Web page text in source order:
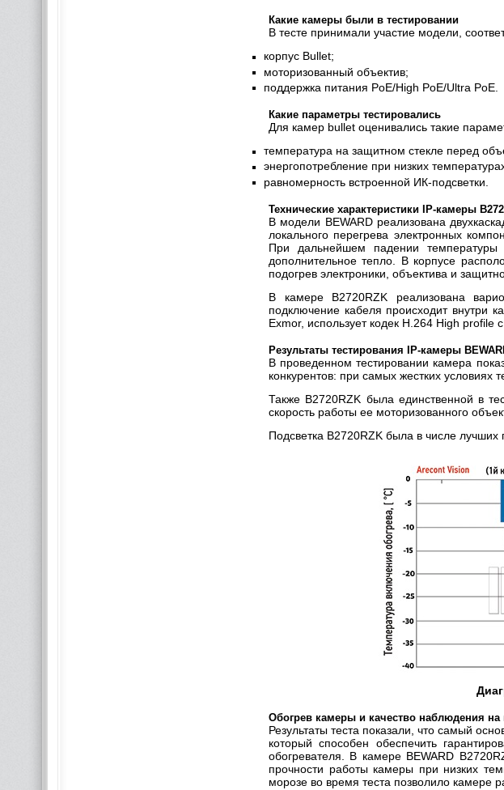
Какие камеры были в тестировании
В тесте принимали участие модели,
корпус Bullet;
моторизованный объектив;
поддержка питания PoE/High PoE/Ultra PoE.
Какие параметры тестировались
Для камер bullet оценивались такие
температура на защитном стекле перед
энергопотребление при низких
равномерность встроенной ИК-подсветки.
Технические характеристики IP-камеры
В модели BEWARD реализована
локального перегрева электронных
При дальнейшем падении температуры
дополнительное тепло. В корпусе
подогрев электроники, объектива и
В камере B2720RZK реализована
подключение кабеля происходит внутри
Exmor, использует кодек H.264 High profile
Результаты тестирования IP-камеры
В проведенном тестировании камера
конкурентов: при самых жестких
Также B2720RZK была единственной в
скорость работы ее моторизованного
Подсветка B2720RZK была в числе лучших
Обогрев камеры и качество наблюдения на
Результаты теста показали, что самый
который способен обеспечить
обогревателя. В камере BEWARD
прочности работы камеры при низких
морозе во время теста позволило камере